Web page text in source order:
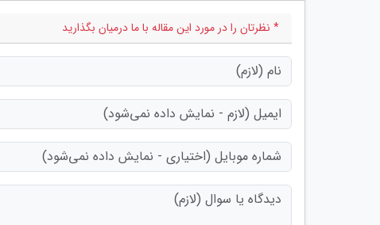
* نظرتان را در مورد این مقاله با ما درمیان بگذارید